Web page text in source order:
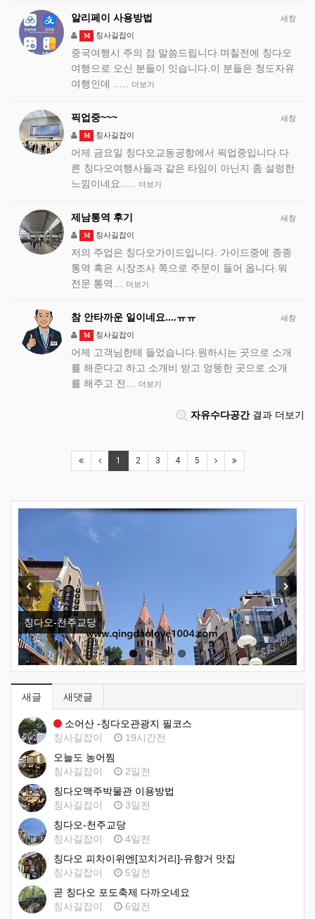
새창
알리페이 사용방법
M 칭사길잡이
중국여행시 주의 점 말씀드립니다.며칠전에 칭다오
여행으로 오신 분들이 잇습니다.이 분들은 청도자유
여행인데 ..…
더보기
새창
픽업중~~~
M 칭사길잡이
어제 금요일 칭다오교동공항에서 픽업중입니다.다
른 칭다오여행사들과 같은 타임이 아닌지 좀 설렁한
느낌이네요..…
더보기
새창
제남통역 후기
M 칭사길잡이
저의 주업은 칭다오가이드입니다. 가이드중에 종종
통역 혹은 시장조사 쪽으로 주문이 들어 옵니다.뭐
전문 통역…
더보기
새창
참 안타까운 일이네요....ㅠㅠ
M 칭사길잡이
어제 고객님한테 들었습니다.원하시는 곳으로 소개
를 해준다고 하고 소개비 받고 엉뚱한 곳으로 소개
를 해주고 전…
더보기
자유수다공간결과 더보기
1 2 3 4 5
칭다오-천주교당
Previous Next
새글 새댓글
소어산 -칭다오관광지 필코스
칭사길잡이
19시간전
오늘도 농어찜
칭사길잡이
2일전
칭다오맥주박물관 이용방법
칭사길잡이
3일전
칭다오-천주교당
칭사길잡이
4일전
칭다오 피차이위엔[꼬치거리]-유향거 맛집
칭사길잡이
5일전
곧 칭다오 포도축제 다까오네요
칭사길잡이
6일전